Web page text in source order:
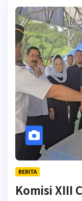
BERITA
Komisi XIII